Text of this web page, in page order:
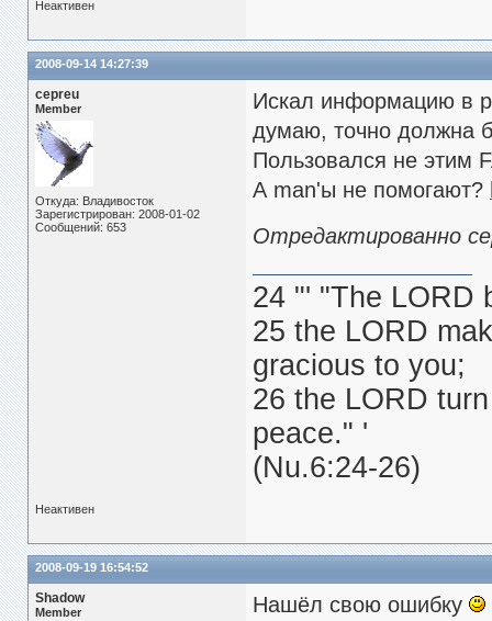
Неактивен
2008-09-14 14:27:39
cepreu
Member
Откуда: Владивосток
Зарегистрирован: 2008-01-02
Сообщений: 653
Искал информацию в
думаю, точно должна
Пользовался не этим
А man'ы не помогают?
Отредактированно
24 "' "The LORD
25 the LORD
gracious to you;
26 the LORD
peace." '
(Nu.6:24-26)
Неактивен
2008-09-19 16:54:52
Shadow
Member
Нашёл свою ошибку